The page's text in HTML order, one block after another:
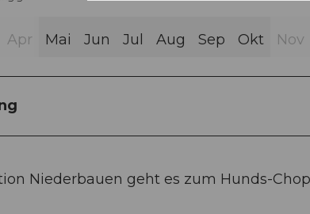
Apr Mai Jun Jul Aug Sep Okt Nov
Niederbauen geht es zum Hunds-